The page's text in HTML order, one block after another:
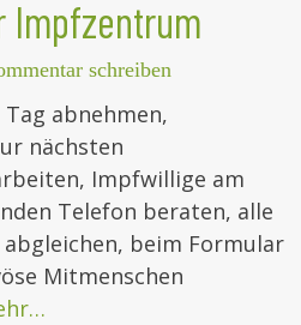
Impfzentrum
schreiben
Tag abnehmen,
nächsten
Impfwillige am
Telefon beraten, alle
beim Formular
Mitmenschen